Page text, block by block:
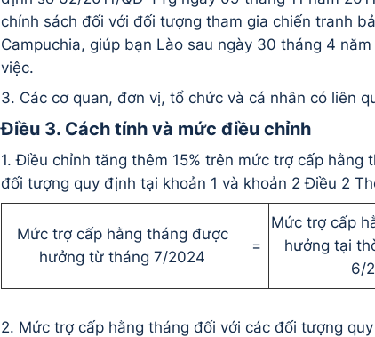
chính sách đối với đối tượng tham gia chiến tranh
Campuchia, giúp bạn Lào sau ngày 30 tháng 4
việc.
3. Các cơ quan, đơn vị, tổ chức và cá nhân có liên
Điều 3. Cách tính và mức điều chỉnh
1. Điều chỉnh tăng thêm 15% trên mức trợ cấp
đối tượng quy định tại khoản 1 và khoản 2 Điều 2
Mức trợ cấp hằng tháng được
hưởng từ tháng 7/2024
=
Mức trợ cấp
hưởng tại
6/
2. Mức trợ cấp hằng tháng đối với các đối tượng